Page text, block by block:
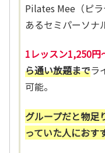
Pilates Mee（ピ
あるセミパーソナ
1レッスン1,250円
ら通い放題までラ
可能。
グループだと物足
っていた人におす